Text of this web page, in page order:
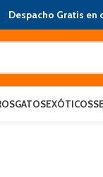
Despacho Gratis
GATOSEXÓTICOS